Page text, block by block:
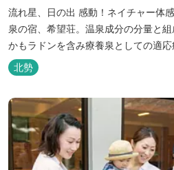
流れ星、日の出 感動！ネイチャー体
泉の宿、希望荘。温泉成分の分量と
かもラドンを含み療養泉としての適
に、ご宿泊はもちろん日帰り入浴もお
気浴ラドンの泉も新たにオープン！ぜ
北勢